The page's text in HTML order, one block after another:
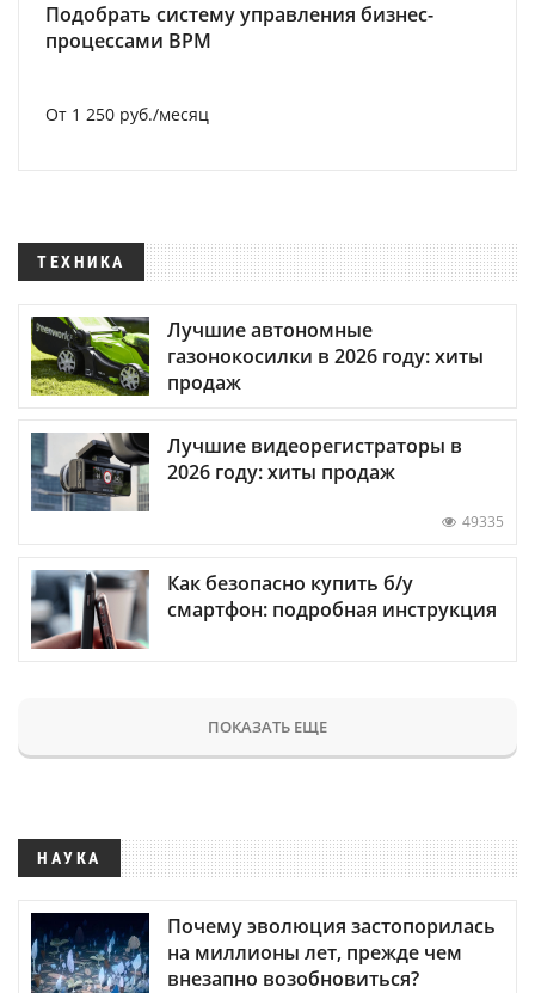
Подобрать систему управления бизнес-
процессами BPM
От 1 250 руб./месяц
ТЕХНИКА
Лучшие автономные
газонокосилки в 2026 году: хиты
продаж
Лучшие видеорегистраторы в
2026 году: хиты продаж
49335
Как безопасно купить б/у
смартфон: подробная инструкция
ПОКАЗАТЬ ЕЩЕ
НАУКА
Почему эволюция застопорилась
на миллионы лет, прежде чем
внезапно возобновиться?